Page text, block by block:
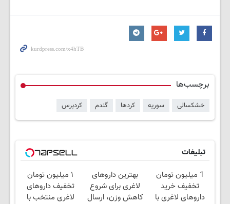
برچسب‌ها
خشکسالی سوریه کردها گندم کردپرس
تبلیغات
1 میلیون تومان
تخفیف خرید
داروهای لاغری با
بهترین داروهای
لاغری برای شروع
کاهش وزن، ارسال
۱ میلیون تومان
تخفیف داروهای
لاغری منتخب با